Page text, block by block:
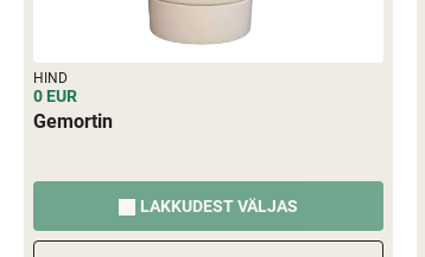
HIND
0 EUR
Gemortin
LAKKUDEST VÄLJAS